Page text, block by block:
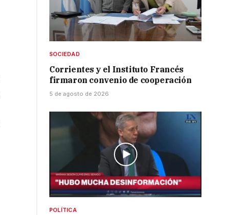
SOCIEDAD
Corrientes y el Instituto Francés
firmaron convenio de cooperación
5 de agosto de 2026
POLÍTICA